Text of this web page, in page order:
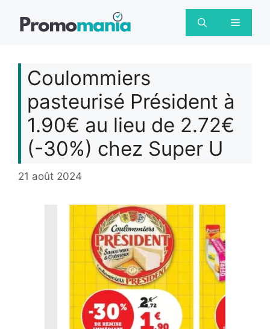
Menu
Coulommiers
pasteurisé Président à
1.90€ au lieu de 2.72€
(-30%) chez Super U
21 août 2024